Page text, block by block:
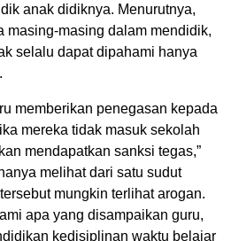
anak didiknya. Menurutnya,
masing-masing dalam mendidik,
selalu dapat dipahami hanya
memberikan penegasan kepada
mereka tidak masuk sekolah
mendapatkan sanksi tegas,”
melihat dari satu sudut
mungkin terlihat arogan.
apa yang disampaikan guru,
kedisiplinan waktu belajar